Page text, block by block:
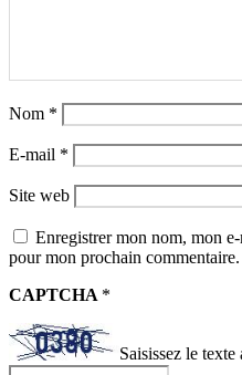
Nom *
E-mail *
Site web
Enregistrer mon nom, mon
pour mon prochain commentaire.
CAPTCHA *
Saisissez le